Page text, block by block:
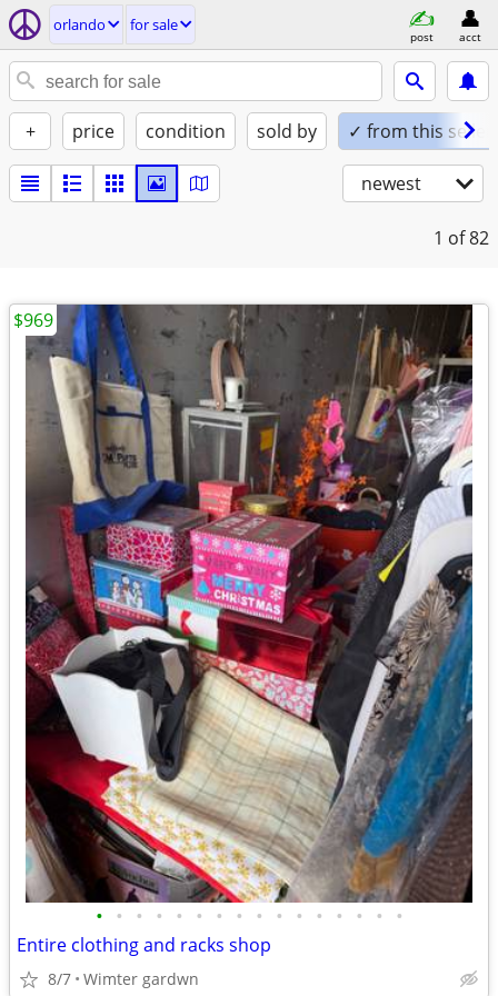
orlando for sale
post acct
+ price condition sold by ✓ from this seller
newest
1 of 82
• • • • • • • • • • • • • • • •
Entire clothing and racks shop
8/7 Wimter gardwn
$969